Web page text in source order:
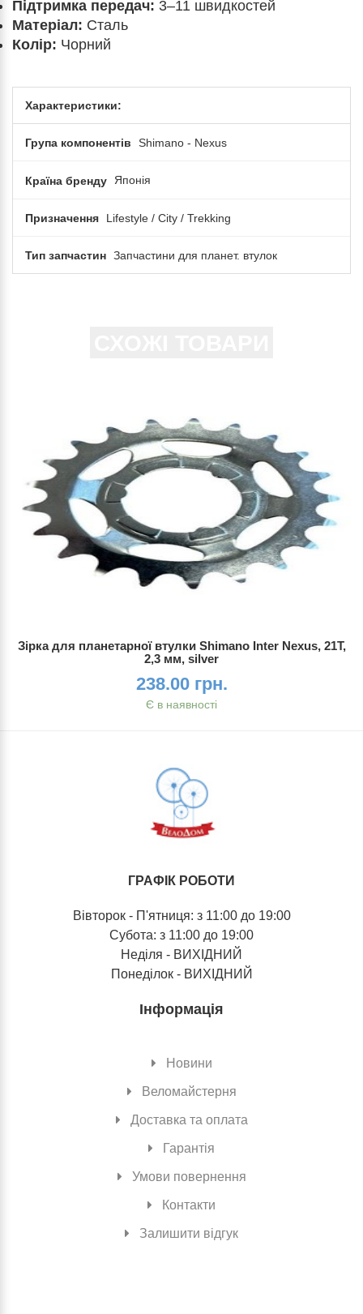
Підтримка передач: 3–11 швидкостей
Матеріал: Сталь
Колір: Чорний
Характеристики:
Група компонентів Shimano - Nexus
Країна бренду Японія
Призначення Lifestyle / City / Trekking
Тип запчастин Запчастини для планет. втулок
Зірка для планетарної втулки Shimano Inter Nexus, 21T,
2,3 мм, silver
238.00 грн.
Є в наявності
ГРАФІК РОБОТИ
Вівторок - П'ятниця: з 11:00 до 19:00
Субота: з 11:00 до 19:00
Неділя - ВИХІДНИЙ
Понеділок - ВИХІДНИЙ
Інформація
Новини
Веломайстерня
Доставка та оплата
Гарантія
Умови повернення
Контакти
Залишити відгук